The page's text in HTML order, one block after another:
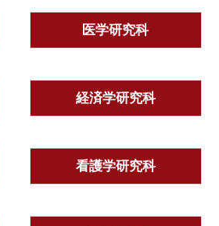
医学研究科
経済学研究科
看護学研究科